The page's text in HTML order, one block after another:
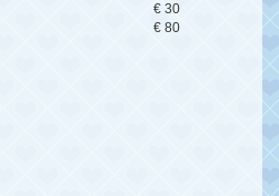
€ 30
€ 80